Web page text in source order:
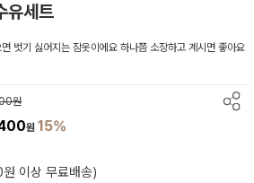
유세트
벗기 싫어지는 잠옷이에요 하나쯤 소장하고 계시면 좋아요
원
원15%
이상 무료배송)